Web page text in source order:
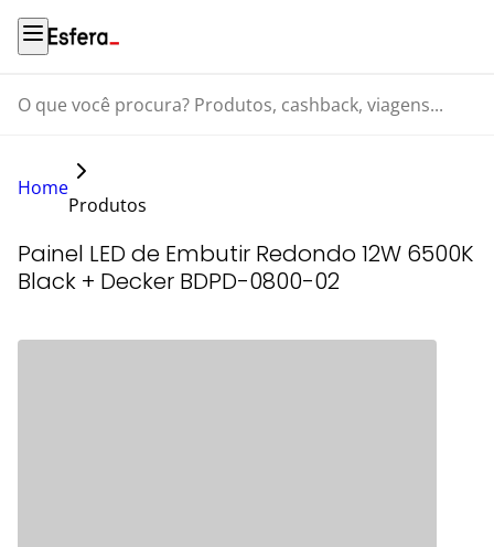
O que você procura? Produtos, cashback, viagens...
Home
Produtos
Painel LED de Embutir Redondo 12W 6500K
Black + Decker BDPD-0800-02